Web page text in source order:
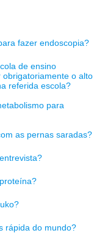
fazer endoscopia?
de ensino
o alto
referida escola?
para
as pernas saradas?
rápida do mundo?